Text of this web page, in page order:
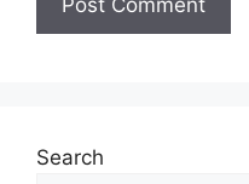
Search